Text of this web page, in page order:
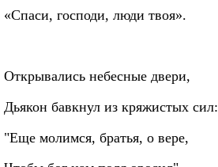
«Спаси, господи, люди твоя».
Открывались небесные двери,
Дьякон бавкнул из кряжистых сил:
"Еще молимся, братья, о вере,